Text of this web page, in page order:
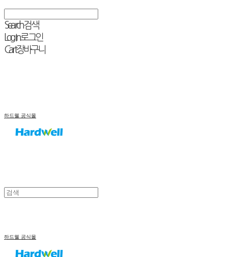
Search검색
Log In로그인
Cart장바구니
하드웰 공식몰
하드웰 공식몰